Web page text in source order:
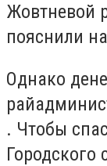
Жовтневой
пояснили
Однако
. Чтобы
Городского